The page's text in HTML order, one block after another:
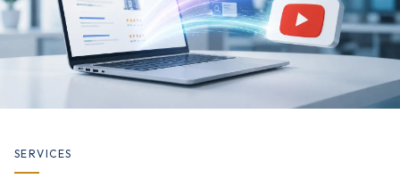
SERVICES